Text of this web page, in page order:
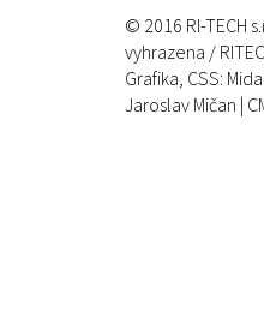
© 2016 RI-TECH
vyhrazena /
Grafika, CSS:
Jaroslav Mičan |